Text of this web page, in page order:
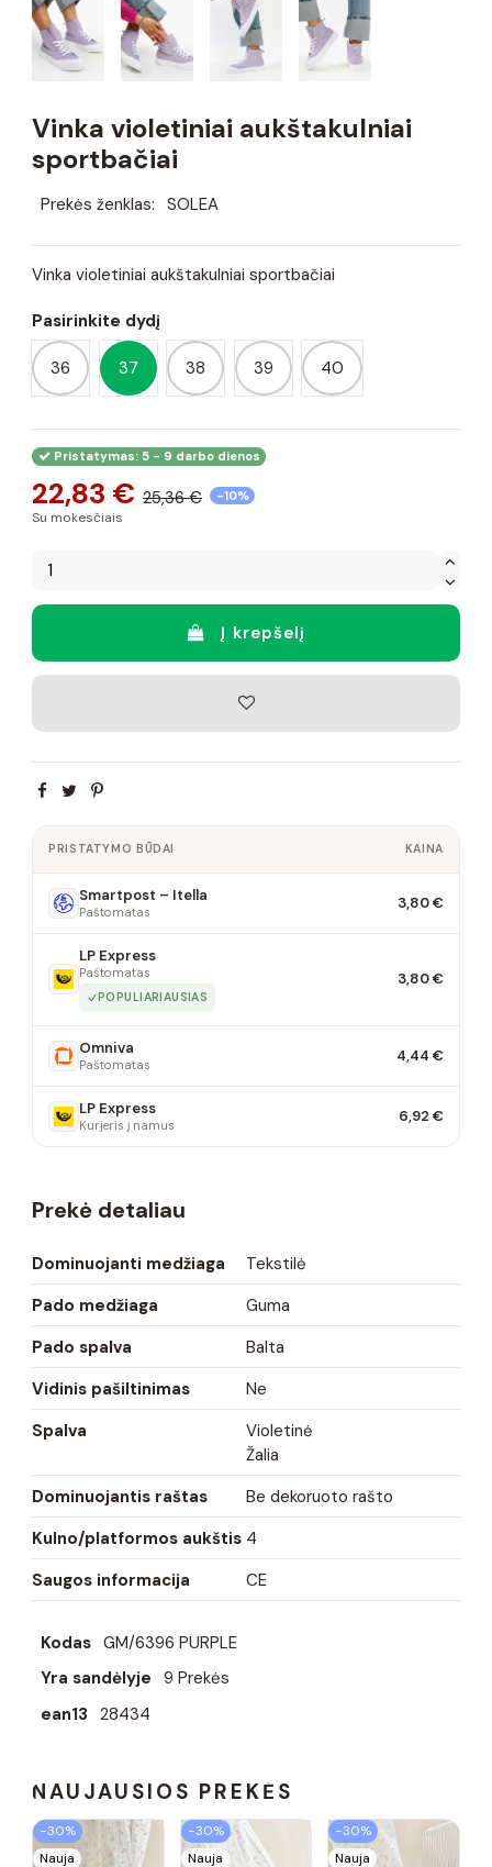
Vinka violetiniai aukštakulniai
sportbačiai
Prekės ženklas: SOLEA
Vinka violetiniai aukštakulniai sportbačiai
Pasirinkite dydį
36 37 38 39 40
Pristatymas: 5 - 9 darbo dienos
22,83 € 25,36 € -10%
Su mokesčiais
Į krepšelį
PRISTATYMO BŪDAI KAINA
Smartpost – Itella
Paštomatas 3,80 €
LP Express
Paštomatas
POPULIARIAUSIAS
3,80 €
Omniva
Paštomatas 4,44 €
LP Express
Kurjeris į namus 6,92 €
Prekė detaliau
Dominuojanti medžiaga
Tekstilė
Pado medžiaga
Guma
Pado spalva
Balta
Vidinis pašiltinimas
Ne
Spalva
Violetinė
Žalia
Dominuojantis raštas
Be dekoruoto rašto
Kulno/platformos aukštis 4
Saugos informacija
CE
Kodas GM/6396 PURPLE
Yra sandėlyje 9 Prekės
ean13 28434
NAUJAUSIOS PREKĖS
−30%
Nauja
−30%
Nauja
−30%
Nauja